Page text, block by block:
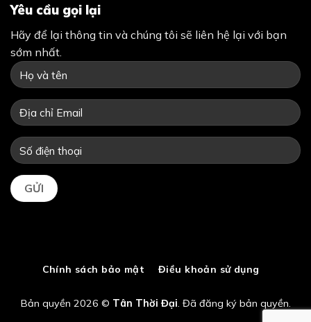
Yêu cầu gọi lại
Hãy để lại thông tin và chúng tôi sẽ liên hệ lại với bạn
sớm nhất.
Chính sách bảo mật Điều khoản sử dụng
Bản quyền 2026 © Tân Thời Đại. Đã đăng ký bản quyền.